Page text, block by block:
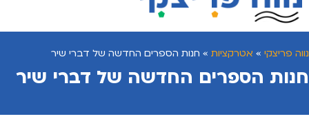
נווה פריצקי » אטרקציות » חנות הספרים החדשה של דברי שיר
חנות הספרים החדשה של דברי שיר